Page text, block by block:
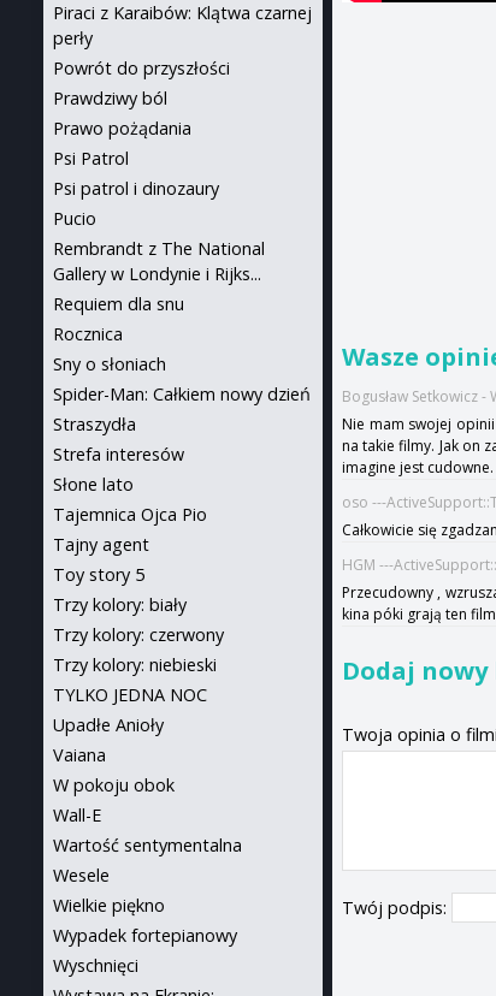
Wasze
Bogusław Setkowicz
Nie mam swojej
na takie filmy. Jak on
imagine jest
oso ---
Całkowicie się
HGM ---
Przecudowny ,
kina póki grają ten
Dodaj
Twoja opinia o
Twój podpis:
Piraci z Karaibów: Klątwa czarnej
perły
Powrót do przyszłości
Prawdziwy ból
Prawo pożądania
Psi Patrol
Psi patrol i dinozaury
Pucio
Rembrandt z The National
Gallery w Londynie i Rijks...
Requiem dla snu
Rocznica
Sny o słoniach
Spider-Man: Całkiem nowy dzień
Straszydła
Strefa interesów
Słone lato
Tajemnica Ojca Pio
Tajny agent
Toy story 5
Trzy kolory: biały
Trzy kolory: czerwony
Trzy kolory: niebieski
TYLKO JEDNA NOC
Upadłe Anioły
Vaiana
W pokoju obok
Wall-E
Wartość sentymentalna
Wesele
Wielkie piękno
Wypadek fortepianowy
Wyschnięci